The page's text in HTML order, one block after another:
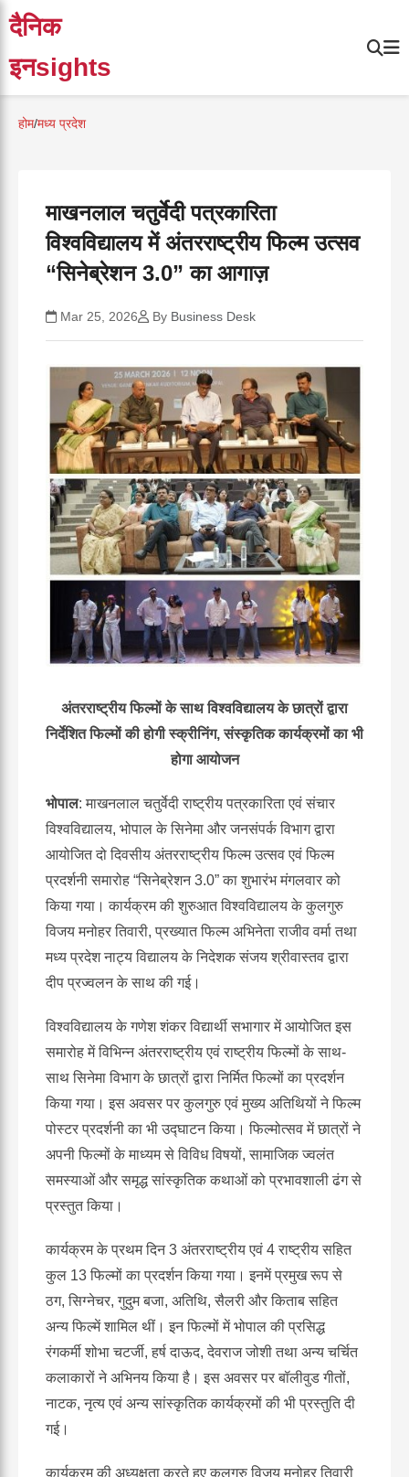
दैनिक
इनsights
होम/मध्य प्रदेश
माखनलाल चतुर्वेदी पत्रकारिता
विश्वविद्यालय में अंतरराष्ट्रीय फिल्म उत्सव
“सिनेब्रेशन 3.0” का आगाज़
Mar 25, 2026 By Business Desk
अंतरराष्ट्रीय फिल्मों के साथ विश्वविद्यालय के छात्रों द्वारा
निर्देशित फिल्मों की होगी स्क्रीनिंग, संस्कृतिक कार्यक्रमों का भी
होगा आयोजन
भोपाल: माखनलाल चतुर्वेदी राष्ट्रीय पत्रकारिता एवं संचार
विश्वविद्यालय, भोपाल के सिनेमा और जनसंपर्क विभाग द्वारा
आयोजित दो दिवसीय अंतरराष्ट्रीय फिल्म उत्सव एवं फिल्म
प्रदर्शनी समारोह “सिनेब्रेशन 3.0” का शुभारंभ मंगलवार को
किया गया। कार्यक्रम की शुरुआत विश्वविद्यालय के कुलगुरु
विजय मनोहर तिवारी, प्रख्यात फिल्म अभिनेता राजीव वर्मा तथा
मध्य प्रदेश नाट्य विद्यालय के निदेशक संजय श्रीवास्तव द्वारा
दीप प्रज्वलन के साथ की गई।
विश्वविद्यालय के गणेश शंकर विद्यार्थी सभागार में आयोजित इस
समारोह में विभिन्न अंतरराष्ट्रीय एवं राष्ट्रीय फिल्मों के साथ-
साथ सिनेमा विभाग के छात्रों द्वारा निर्मित फिल्मों का प्रदर्शन
किया गया। इस अवसर पर कुलगुरु एवं मुख्य अतिथियों ने फिल्म
पोस्टर प्रदर्शनी का भी उद्घाटन किया। फिल्मोत्सव में छात्रों ने
अपनी फिल्मों के माध्यम से विविध विषयों, सामाजिक ज्वलंत
समस्याओं और समृद्ध सांस्कृतिक कथाओं को प्रभावशाली ढंग से
प्रस्तुत किया।
कार्यक्रम के प्रथम दिन 3 अंतरराष्ट्रीय एवं 4 राष्ट्रीय सहित
कुल 13 फिल्मों का प्रदर्शन किया गया। इनमें प्रमुख रूप से
ठग, सिग्नेचर, गुदुम बजा, अतिथि, सैलरी और किताब सहित
अन्य फिल्में शामिल थीं। इन फिल्मों में भोपाल की प्रसिद्ध
रंगकर्मी शोभा चटर्जी, हर्ष दाऊद, देवराज जोशी तथा अन्य चर्चित
कलाकारों ने अभिनय किया है। इस अवसर पर बॉलीवुड गीतों,
नाटक, नृत्य एवं अन्य सांस्कृतिक कार्यक्रमों की भी प्रस्तुति दी
गई।
कार्यक्रम की अध्यक्षता करते हुए कुलगुरु विजय मनोहर तिवारी